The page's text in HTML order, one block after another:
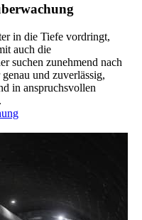
in die Tiefe vordringt,
auch die
suchen zunehmend nach
und zuverlässig,
in anspruchsvollen